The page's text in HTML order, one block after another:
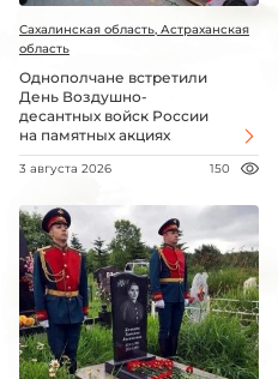
Сахалинская область, Астраханская
область
Однополчане встретили
День Воздушно-
десантных войск России
на памятных акциях
3 августа 2026 150